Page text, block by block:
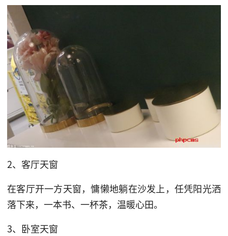
2、客厅天窗
在客厅开一方天窗，慵懒地躺在沙发上，任凭阳光洒
落下来，一本书、一杯茶，温暖心田。
3、卧室天窗